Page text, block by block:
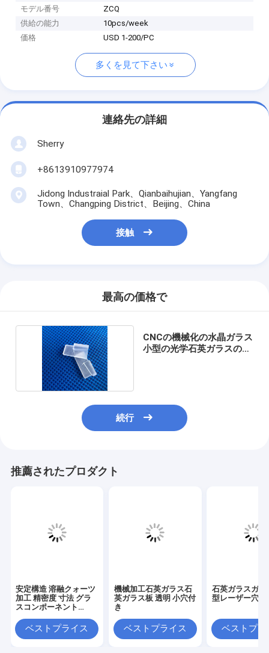
モデル番号
ZCQ
供給の能力
10pcs/week
価格
USD 1-200/PC
多くを見て下さい
連絡先の詳細
Sherry
+8613910977974
Jidong Industraial Park、Qianbaihujian、Yangfang
Town、Changping District、Beijing、China
接触
最高の価格で
CNCの機械化の水晶ガラス
小型の光学石英ガラスの部
続行
推薦されたプロダクト
安定構造 溶融クォーツ
加工 精密度 寸法 グラ
スコンポーネント
ベストプライス
機械加工石英ガラス石
英ガラス板 透明 小穴付
き
ベストプライス
石英ガラスガラ
型レーザー穴あ
ベストプラ